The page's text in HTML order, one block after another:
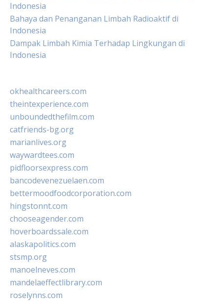
Indonesia
Bahaya dan Penanganan Limbah Radioaktif di
Indonesia
Dampak Limbah Kimia Terhadap Lingkungan di
Indonesia
okhealthcareers.com
theintexperience.com
unboundedthefilm.com
catfriends-bg.org
marianlives.org
waywardtees.com
pidfloorsexpress.com
bancodevenezuelaen.com
bettermoodfoodcorporation.com
hingstonnt.com
chooseagender.com
hoverboardssale.com
alaskapolitics.com
stsmp.org
manoelneves.com
mandelaeffectlibrary.com
roselynns.com